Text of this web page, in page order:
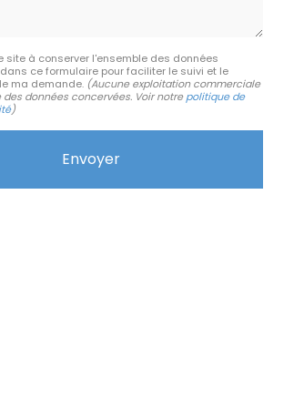
site à conserver l'ensemble des données
ce formulaire pour faciliter le suivi et le
ma demande. (Aucune exploitation commerciale
des données concervées. Voir notrepolitique de
)